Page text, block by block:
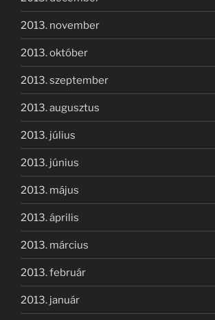
2013. november
2013. október
2013. szeptember
2013. augusztus
2013. július
2013. június
2013. május
2013. április
2013. március
2013. február
2013. január